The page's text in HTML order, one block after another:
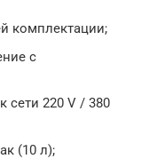
комплектации;
с
сети 220 V / 380
(10 л);